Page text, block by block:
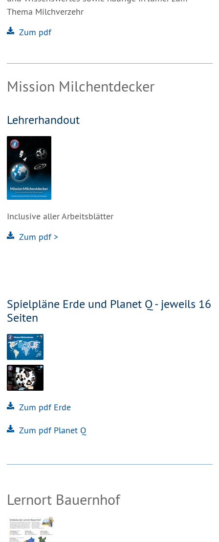
Thema Milchverzehr
Zum pdf
Mission Milchentdecker
Lehrerhandout
Inclusive aller Arbeitsblätter
Zum pdf >
Spielpläne Erde und Planet Q - jeweils 16
Seiten
Zum pdf Erde
Zum pdf Planet Q
Lernort Bauernhof